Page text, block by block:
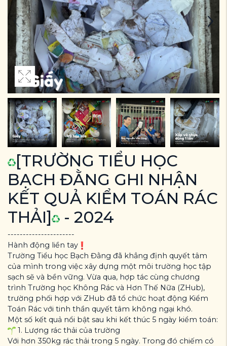
[TRƯỜNG TIỂU HỌC
BẠCH ĐẰNG GHI NHẬN
KẾT QUẢ KIỂM TOÁN RÁC
THẢI]
- 2024
----------------------
Hành động liền tay
Trường Tiểu học Bạch Đằng đã khẳng định quyết tâm
của mình trong việc xây dựng một môi trường học tập
sạch sẽ và bền vững. Vừa qua, hợp tác cùng chương
trình Trường học Không Rác và Hơn Thế Nữa (ZHub),
trường phối hợp với ZHub đã tổ chức hoạt động Kiểm
Toán Rác với tinh thần quyết tâm không ngại khó.
Một số kết quả nổi bật sau khi kết thúc 5 ngày kiểm toán:
1. Lượng rác thải của trường
Với hơn 350kg rác thải trong 5 ngày. Trong đó chiếm có